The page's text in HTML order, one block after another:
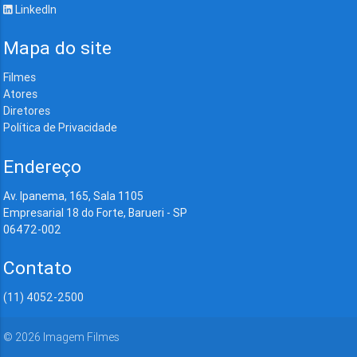
LinkedIn
Mapa do site
Filmes
Atores
Diretores
Política de Privacidade
Endereço
Av. Ipanema, 165, Sala 1105
Empresarial 18 do Forte, Barueri - SP
06472-002
Contato
(11) 4052-2500
© 2026 Imagem Filmes